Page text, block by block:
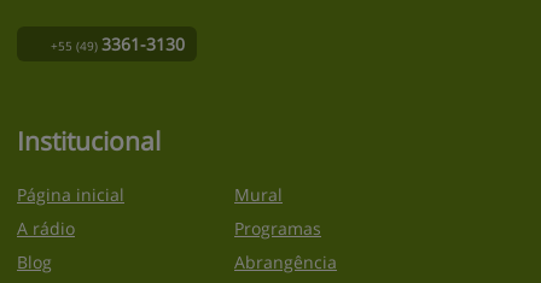
+55 (49) 3361-3130
Institucional
Página inicial
A rádio
Blog
Mural
Programas
Abrangência